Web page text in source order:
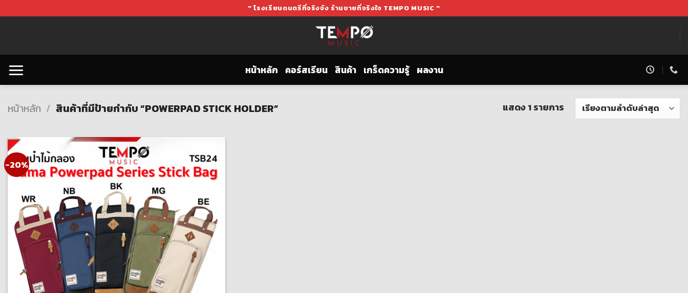
to
" โรงเรียนดนตรีที่จริงจัง ร้านขายที่จริงใจ TEMPO MUSIC "
หน้าหลัก คอร์สเรียน สินค้า เกร็ดความรู้ ผลงาน
หน้าหลัก / สินค้าที่มีป้ายกำกับ “POWERPAD STICK HOLDER” แสดง 1 รายการ
-20%